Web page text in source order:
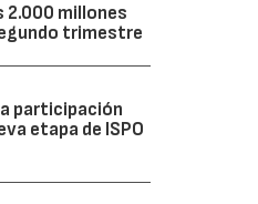
2.000 millones
trimestre
participación
etapa de ISPO